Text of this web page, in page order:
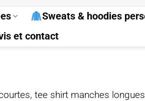
Sweats & hoodies
et contact
tee shirt manches